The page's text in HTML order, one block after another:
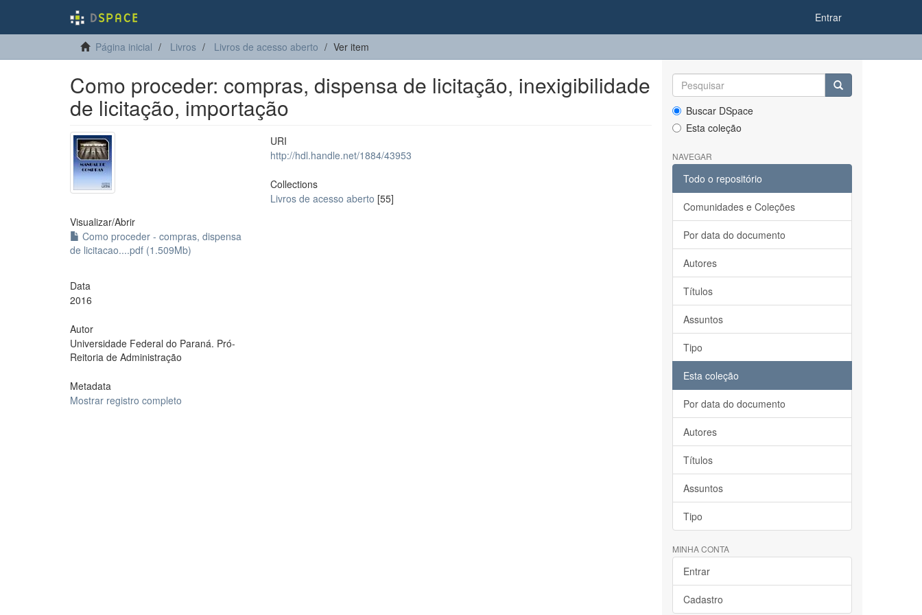
Entrar
Página inicial Livros Livros de acesso aberto Ver item
Como proceder: compras, dispensa de licitação, inexigibilidade
de licitação, importação
Visualizar/Abrir
Como proceder - compras, dispensa
de licitacao....pdf (1.509Mb)
Data
2016
Autor
Universidade Federal do Paraná. Pró-
Reitoria de Administração
Metadata
Mostrar registro completo
URI
http://hdl.handle.net/1884/43953
Collections
Livros de acesso aberto [55]
Buscar DSpace
Esta coleção
NAVEGAR
Todo o repositório
Comunidades e Coleções
Por data do documento
Autores
Títulos
Assuntos
Tipo
Esta coleção
Por data do documento
Autores
Títulos
Assuntos
Tipo
MINHA CONTA
Entrar
Cadastro